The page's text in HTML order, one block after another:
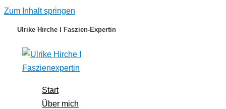
Zum Inhalt springen
Ulrike Hirche I Faszien-Expertin
Start
Über mich